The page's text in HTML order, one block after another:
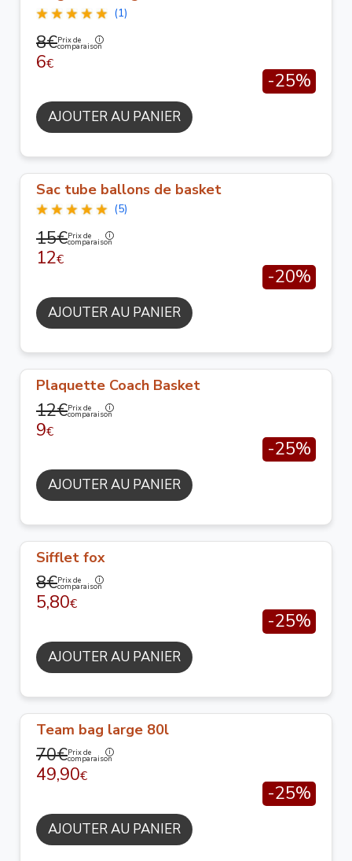
(1)
8€Prix de
comparaison
6€
-25%
AJOUTER AU PANIER
Sac tube ballons de basket
(5)
15€Prix de
comparaison
12€
-20%
AJOUTER AU PANIER
Plaquette Coach Basket
12€Prix de
comparaison
9€
-25%
AJOUTER AU PANIER
Sifflet fox
8€Prix de
comparaison
5,80€
-25%
AJOUTER AU PANIER
Team bag large 80l
70€Prix de
comparaison
49,90€
-25%
AJOUTER AU PANIER